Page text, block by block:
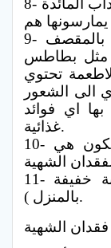
8- تشديد الوالدين على الطفل ان يتبع آداب المائدة
يمارسونها هم
9- تناول الحلويات والاشياء الموجودة بالمقصف
، مثل بطاطس
تحتوي
الى الشعور
اي فوائد
غذائية.
10- أن يكون الطفل مصاباً بالأنيميا وتكون هي
11- عدم تناول وجبة إفطار ( ولو وجبة خفيفة
بالمنزل ).
فقدان الشهية